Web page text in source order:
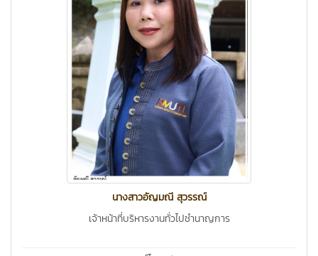
นางสาวอัญมณี สุวรรณ์
เจ้าหน้าที่บริหารงานทั่วไปชำนาญการ